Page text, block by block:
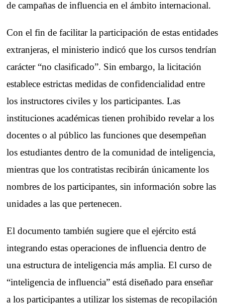
de campañas de influencia en el ámbito internacional.
Con el fin de facilitar la participación de estas entidades
extranjeras, el ministerio indicó que los cursos tendrían
carácter “no clasificado”. Sin embargo, la licitación
establece estrictas medidas de confidencialidad entre
los instructores civiles y los participantes. Las
instituciones académicas tienen prohibido revelar a los
docentes o al público las funciones que desempeñan
los estudiantes dentro de la comunidad de inteligencia,
mientras que los contratistas recibirán únicamente los
nombres de los participantes, sin información sobre las
unidades a las que pertenecen.
El documento también sugiere que el ejército está
integrando estas operaciones de influencia dentro de
una estructura de inteligencia más amplia. El curso de
“inteligencia de influencia” está diseñado para enseñar
a los participantes a utilizar los sistemas de recopilación